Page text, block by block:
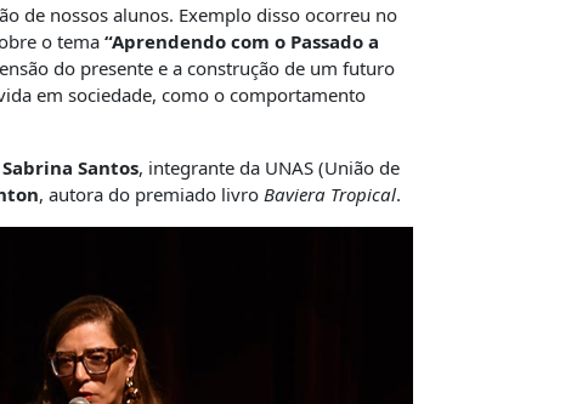
de nossos alunos. Exemplo disso ocorreu no
o tema “Aprendendo com o Passado a
do presente e a construção de um futuro
em sociedade, como o comportamento
Sabrina Santos, integrante da UNAS (União de
, autora do premiado livro Baviera Tropical.